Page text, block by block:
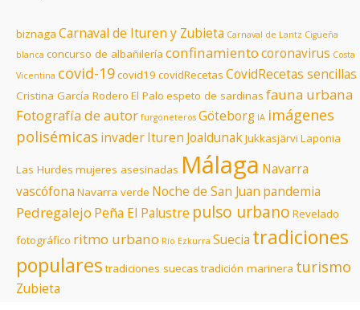
biznaga Carnaval de Ituren y Zubieta Carnaval de Lantz Cigüeña
blanca concurso de albañilería confinamientocoronavirus Costa
Vicentina covid-19covid19 covidRecetas CovidRecetas sencillas
Cristina García Rodero El Palo espeto de sardinas fauna urbana
Fotografía de autor furgoneteros Göteborg IA imágenes
polisémicas invaderIturen JoaldunakJukkasjärvi Laponia
Las Hurdes mujeres asesinadas Málaga Navarra
vascófona Navarra verde Noche de San Juan pandemia
Pedregalejo Peña El Palustre pulso urbano Revelado
fotográfico ritmo urbano Río Ezkurra Suecia tradiciones
populares tradiciones suecas tradición marinera turismo
Zubieta